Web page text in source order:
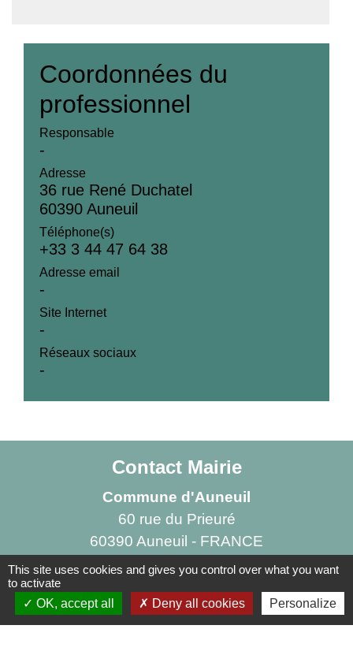
Coordonnées du
professionnel
Responsable
-
Adresse
36 rue René Duchatel
60390 Auneuil
Téléphone(s)
+33 3 44 47 64 38
Adresse email
-
Site Internet
-
Réseaux sociaux
-
Contact Mairie
Commune d'Auneuil
60 rue du Prieuré
60390 Auneuil - FRANCE
+33 3 44 47 70 23
Contact par formulaire
This site uses cookies and gives you control over what you want
to activate
OK, accept all
Deny all cookies Personalize